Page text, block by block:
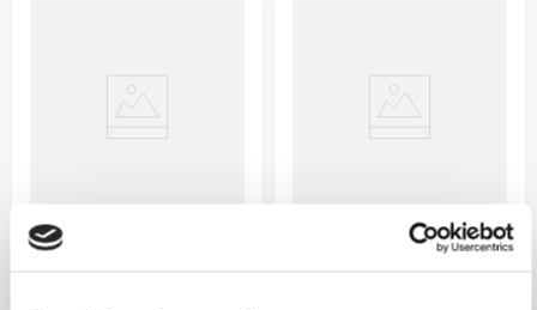
Correo electrónico
BRIAN BUCCELLATO;
VARIOS AUTORES